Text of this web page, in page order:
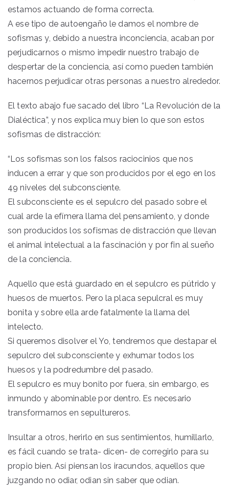
estamos actuando de forma correcta.
A ese tipo de autoengaño le damos el nombre de
sofismas y, debido a nuestra inconciencia, acaban por
perjudicarnos o mismo impedir nuestro trabajo de
despertar de la conciencia, así como pueden también
hacernos perjudicar otras personas a nuestro alrededor.
El texto abajo fue sacado del libro “La Revolución de la
Dialéctica”, y nos explica muy bien lo que son estos
sofismas de distracción:
“Los sofismas son los falsos raciocinios que nos
inducen a errar y que son producidos por el ego en los
49 niveles del subconsciente.
El subconsciente es el sepulcro del pasado sobre el
cual arde la efímera llama del pensamiento, y donde
son producidos los sofismas de distracción que llevan
el animal intelectual a la fascinación y por fin al sueño
de la conciencia.
Aquello que está guardado en el sepulcro es pútrido y
huesos de muertos. Pero la placa sepulcral es muy
bonita y sobre ella arde fatalmente la llama del
intelecto.
Si queremos disolver el Yo, tendremos que destapar el
sepulcro del subconsciente y exhumar todos los
huesos y la podredumbre del pasado.
El sepulcro es muy bonito por fuera, sin embargo, es
inmundo y abominable por dentro. Es necesario
transformarnos en sepultureros.
Insultar a otros, herirlo en sus sentimientos, humillarlo,
es fácil cuando se trata- dicen- de corregirlo para su
propio bien. Así piensan los iracundos, aquellos que
juzgando no odiar, odian sin saber que odian.